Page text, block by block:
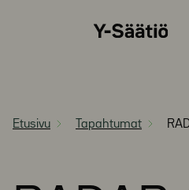
Etusivu Tapahtumat